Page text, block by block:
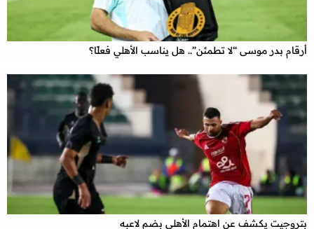
أرقام بدر موسى “لا تطمئن”.. هل يناسب الأهلي فعلًا؟
بتروجيت يكشف عن اهتمام الأهلي بضم لاعبه